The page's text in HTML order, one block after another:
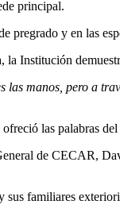
principal.
pregrado y en las
Institución
las manos, pero a
las palabras
de CECAR,
sus familiares